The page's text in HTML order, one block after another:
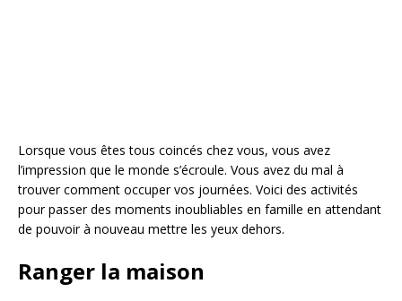
Lorsque vous êtes tous coincés chez vous, vous avez
l’impression que le monde s’écroule. Vous avez du mal à
trouver comment occuper vos journées. Voici des activités
pour passer des moments inoubliables en famille en attendant
de pouvoir à nouveau mettre les yeux dehors.
Ranger la maison